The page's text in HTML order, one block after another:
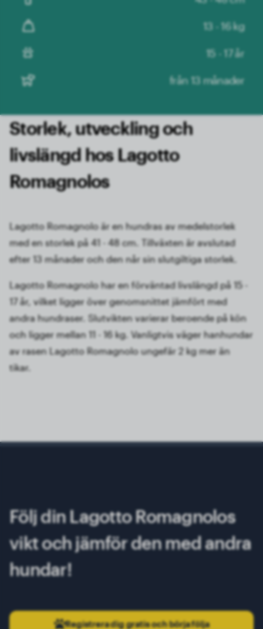
13 - 16 kg
15 - 17 år
från 13 månader
Storlek, utveckling och
livslängd hos Lagotto
Romagnolos
Lagotto Romagnolo är en hundras av medelstorlek
med en storlek på 41 - 48 cm. Tillväxten är avslutad
efter 13 månader och den når sin slutgiltiga storlek.
Lagotto Romagnolo har en förväntad livslängd på 15 -
17 år, vilket ligger över genomsnittet jämfört med
andra hundraser. Slutvikten varierar beroende på kön
och ligger mellan 11 - 16 kg. Vanligtvis väger hanhundar
av rasen Lagotto Romagnolo ungefär 2 kg mer än
tikar.
Följ din Lagotto Romagnolos
vikt och jämför den med andra
hundar!
Registrera dig gratis och börja följa